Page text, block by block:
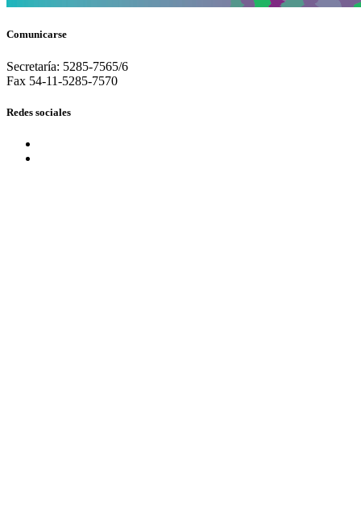
Comunicarse
Secretaría: 5285-7565/6
Fax 54-11-5285-7570
Redes sociales